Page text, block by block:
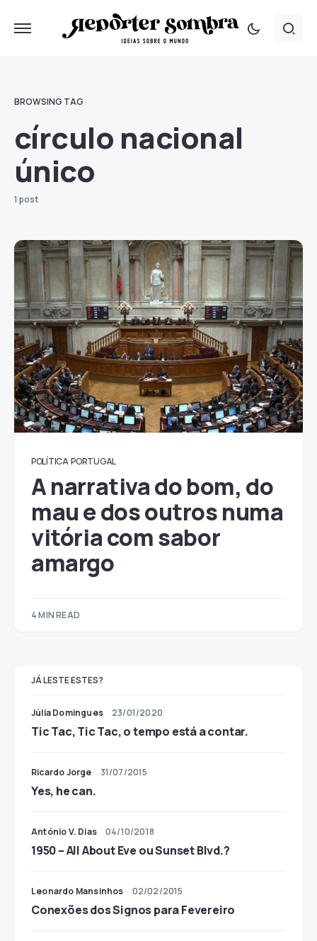
BROWSING TAG
círculo nacional
único
1 post
POLÍTICA PORTUGAL
A narrativa do bom, do
mau e dos outros numa
vitória com sabor
amargo
4 MIN READ
JÁ LESTE ESTES?
Júlia Domingues 23/01/2020
Tic Tac, Tic Tac, o tempo está a contar.
Ricardo Jorge 31/07/2015
Yes, he can.
António V. Dias 04/10/2018
1950 – All About Eve ou Sunset Blvd.?
Leonardo Mansinhos 02/02/2015
Conexões dos Signos para Fevereiro